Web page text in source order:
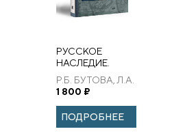
РУССКОЕ
НАСЛЕДИЕ.
СОБСТВЕННОСТЬ
ИМПЕРАТОРСКОГО
ПРАВОСЛАВНОГО
ПАЛЕСТИНСКОГО
ОБЩЕСТВА НА
Р.Б. БУТОВА, Л.А.
ГЕРД
1 800 ₽
ПОДРОБНЕЕ